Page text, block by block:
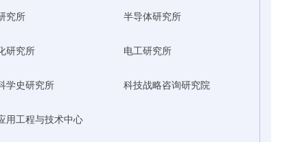
究所 半导体研究所
研究所 电工研究所
学史研究所 科技战略咨询研究院
用工程与技术中心